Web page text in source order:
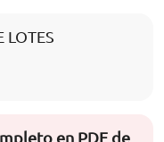
LOTES
en PDF de